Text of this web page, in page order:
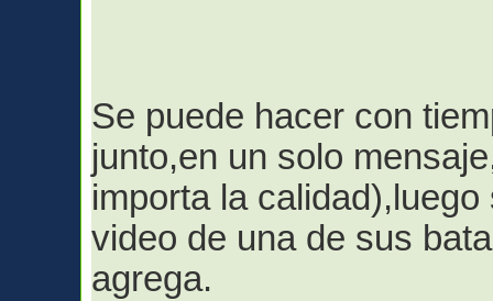
Se puede hacer con
junto,en un solo
importa la
video de una de sus
agrega.